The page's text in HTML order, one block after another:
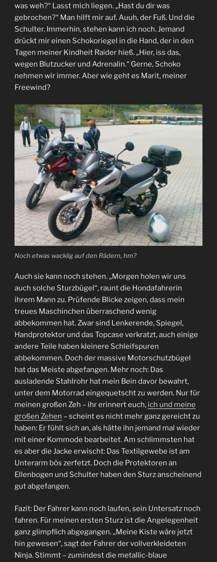
was weh?“ Lasst mich liegen. „Hast du dir was
gebrochen?“ Man hilft mir auf. Auuh, der Fuß. Und die
Schulter. Immerhin, stehen kann ich noch. Jemand
drückt mir einen Schokoriegel in die Hand, der in den
Tagen meiner Kindheit Raider hieß. „Hier, iss das,
wegen Blutzucker und Adrenalin.“ Gerne, Schoko
nehmen wir immer. Aber wie geht es Marit, meiner
Freewind?
Noch etwas wacklig auf den Rädern, hm?
Auch sie kann noch stehen. „Morgen holen wir uns
auch solche Sturzbügel“, raunt die Hondafahrerin
ihrem Mann zu. Prüfende Blicke zeigen, dass mein
treues Maschinchen überraschend wenig
abbekommen hat. Zwar sind Lenkerende, Spiegel,
Handprotektor und das Topcase verkratzt, auch einige
andere Teile haben kleinere Schleifspuren
abbekommen. Doch der massive Motorschutzbügel
hat das Meiste abgefangen. Mehr noch: Das
ausladende Stahlrohr hat mein Bein davor bewahrt,
unter dem Motorrad eingequetscht zu werden. Nur für
meinen großen Zeh – ihr erinnert euch, ich und meine
großen Zehen – scheint es nicht mehr ganz gereicht zu
haben: Er fühlt sich an, als hätte ihn jemand mal wieder
mit einer Kommode bearbeitet. Am schlimmsten hat
es aber die Jacke erwischt: Das Textilgewebe ist am
Unterarm bös zerfetzt. Doch die Protektoren an
Ellenbogen und Schulter haben den Sturz anscheinend
gut abgefangen.
Fazit: Der Fahrer kann noch laufen, sein Untersatz noch
fahren. Für meinen ersten Sturz ist die Angelegenheit
ganz glimpflich abgegangen. „Meine Kiste wäre jetzt
hin gewesen“, sagt der Fahrer der vollverkleideten
Ninja. Stimmt – zumindest die metallic-blaue